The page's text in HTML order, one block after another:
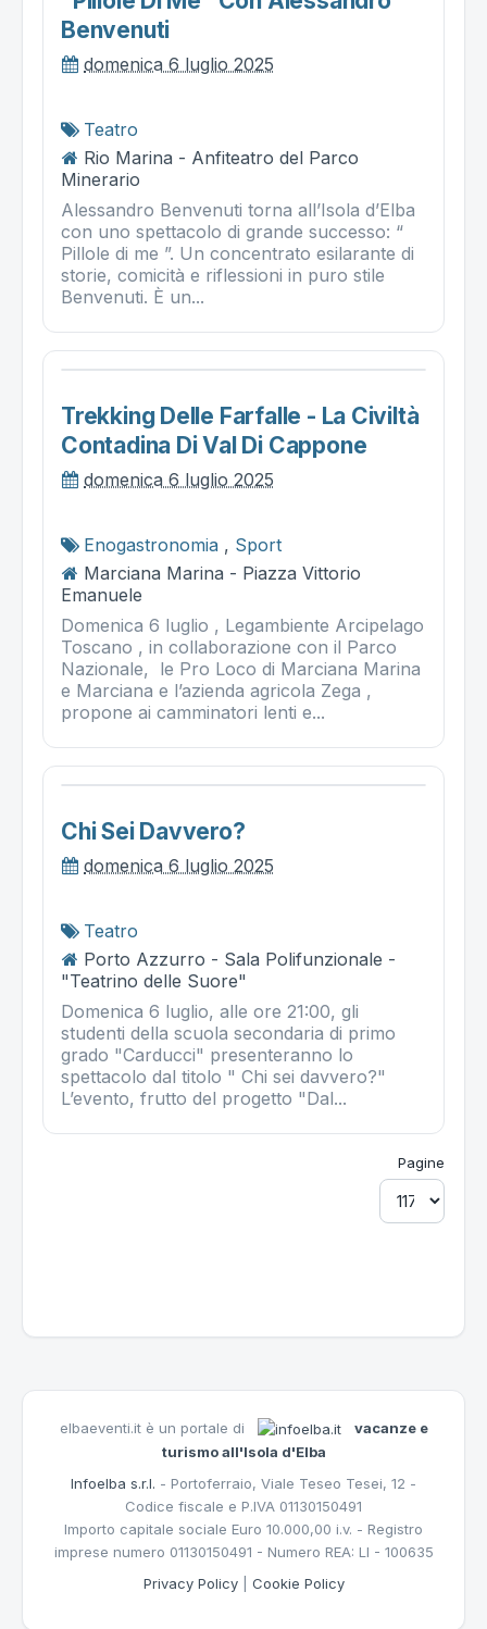
Benvenuti
domenica 6 luglio 2025
Teatro
Rio Marina - Anfiteatro del Parco
Minerario
Alessandro Benvenuti torna all’Isola d’Elba
con uno spettacolo di grande successo: “
Pillole di me ”. Un concentrato esilarante di
storie, comicità e riflessioni in puro stile
Benvenuti. È un...
Trekking Delle Farfalle - La Civiltà
Contadina Di Val Di Cappone
domenica 6 luglio 2025
Enogastronomia , Sport
Marciana Marina - Piazza Vittorio
Emanuele
Domenica 6 luglio , Legambiente Arcipelago
Toscano , in collaborazione con il Parco
Nazionale, le Pro Loco di Marciana Marina
e Marciana e l’azienda agricola Zega ,
propone ai camminatori lenti e...
Chi Sei Davvero?
domenica 6 luglio 2025
Teatro
Porto Azzurro - Sala Polifunzionale -
"Teatrino delle Suore"
Domenica 6 luglio, alle ore 21:00, gli
studenti della scuola secondaria di primo
grado "Carducci" presenteranno lo
spettacolo dal titolo " Chi sei davvero?"
L’evento, frutto del progetto "Dal...
Pagine
elbaeventi.it è un portale di
vacanze e
turismo all'Isola d'Elba
Infoelba s.r.l. - Portoferraio, Viale Teseo Tesei, 12 -
Codice fiscale e P.IVA 01130150491
Importo capitale sociale Euro 10.000,00 i.v. - Registro
imprese numero 01130150491 - Numero REA: LI - 100635
Privacy Policy| Cookie Policy